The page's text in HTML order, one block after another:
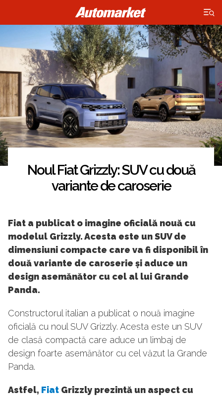
×
Noul Fiat Grizzly: SUV cu două
variante de caroserie
Fiat a publicat o imagine oficială nouă cu
modelul Grizzly. Acesta este un SUV de
dimensiuni compacte care va fi disponibil în
două variante de caroserie și aduce un
design asemănător cu cel al lui Grande
Panda.
Constructorul italian a publicat o nouă imagine
oficială cu noul SUV Grizzly. Acesta este un SUV
de clasă compactă care aduce un limbaj de
design foarte asemănător cu cel văzut la Grande
Panda.
Astfel, Fiat Grizzly prezintă un aspect cu